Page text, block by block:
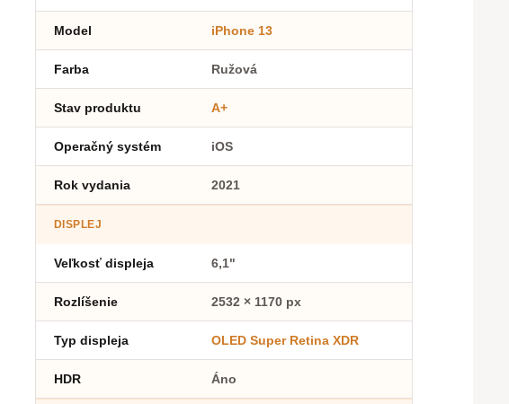
Model iPhone 13
Farba Ružová
Stav produktu A+
Operačný systém iOS
Rok vydania 2021
DISPLEJ
Veľkosť displeja 6,1"
Rozlíšenie 2532 × 1170 px
Typ displeja OLED Super Retina XDR
HDR Áno